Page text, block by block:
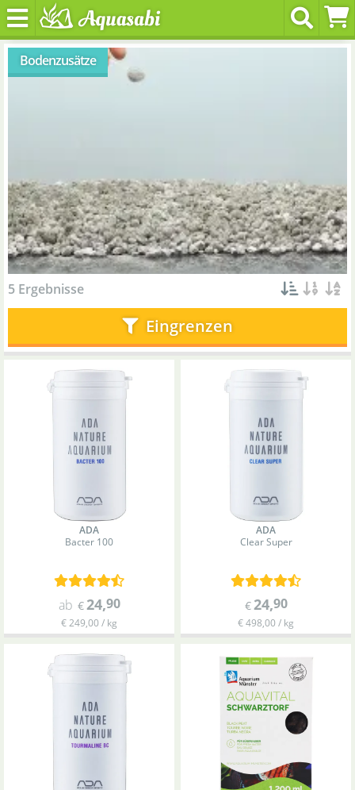
Bodenzusätze
5 Ergebnisse
Eingrenzen
ADA
Bacter 100
ab €24,90
€ 249,00 / kg
ADA
Clear Super
€24,90
€ 498,00 / kg